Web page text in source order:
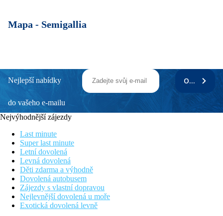
Mapa - Semigallia
Nejlepší nabídky
do vašeho e-mailu
ODEBÍRAT
Nejvýhodnější zájezdy
Last minute
Super last minute
Letní dovolená
Levná dovolená
Děti zdarma a výhodně
Dovolená autobusem
Zájezdy s vlastní dopravou
Nejlevnější dovolená u moře
Exotická dovolená levně